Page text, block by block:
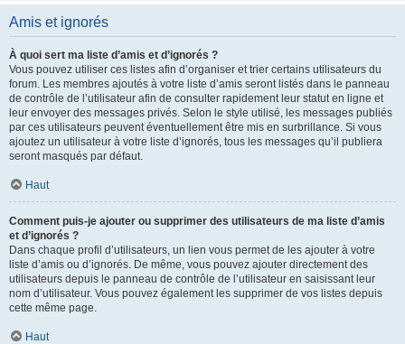
Amis et ignorés
À quoi sert ma liste d’amis et d’ignorés ?
Vous pouvez utiliser ces listes afin d’organiser et trier certains utilisateurs du
forum. Les membres ajoutés à votre liste d’amis seront listés dans le panneau
de contrôle de l’utilisateur afin de consulter rapidement leur statut en ligne et
leur envoyer des messages privés. Selon le style utilisé, les messages publiés
par ces utilisateurs peuvent éventuellement être mis en surbrillance. Si vous
ajoutez un utilisateur à votre liste d’ignorés, tous les messages qu’il publiera
seront masqués par défaut.
Haut
Comment puis-je ajouter ou supprimer des utilisateurs de ma liste d’amis
et d’ignorés ?
Dans chaque profil d’utilisateurs, un lien vous permet de les ajouter à votre
liste d’amis ou d’ignorés. De même, vous pouvez ajouter directement des
utilisateurs depuis le panneau de contrôle de l’utilisateur en saisissant leur
nom d’utilisateur. Vous pouvez également les supprimer de vos listes depuis
cette même page.
Haut